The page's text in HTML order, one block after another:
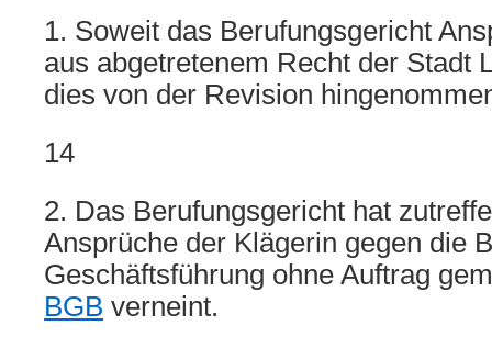
1. Soweit das Berufungsgericht
aus abgetretenem Recht der Stadt
dies von der Revision
14
2. Das Berufungsgericht hat
Ansprüche der Klägerin gegen die
Geschäftsführung ohne Auftrag
BGB verneint.